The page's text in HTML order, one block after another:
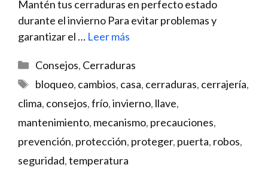
Mantén tus ‍cerraduras en perfecto estado
durante el invierno Para evitar problemas‍ y
garantizar el … Leer más
Categorías
Consejos, Cerraduras
Etiquetas
bloqueo, cambios, casa, cerraduras, cerrajería,
clima, consejos,frío,invierno, llave,
mantenimiento, mecanismo, precauciones,
prevención, protección, proteger, puerta, robos,
seguridad,temperatura